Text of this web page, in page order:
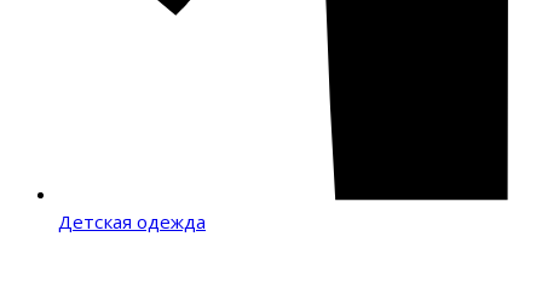
Детская одежда